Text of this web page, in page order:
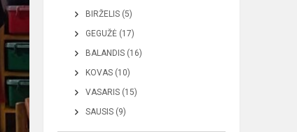
BIRŽELIS (5)
GEGUŽĖ (17)
BALANDIS (16)
KOVAS (10)
VASARIS (15)
SAUSIS (9)